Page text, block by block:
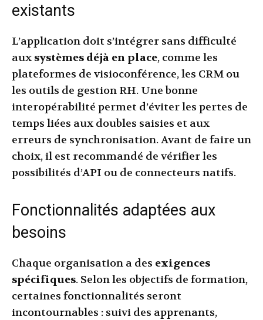
existants
L’application doit s’intégrer sans difficulté
auxsystèmes déjà en place, comme les
plateformes de visioconférence, les CRM ou
les outils de gestion RH. Une bonne
interopérabilité permet d’éviter les pertes de
temps liées aux doubles saisies et aux
erreurs de synchronisation. Avant de faire un
choix, il est recommandé de vérifier les
possibilités d’API ou de connecteurs natifs.
Fonctionnalités adaptées aux
besoins
Chaque organisation a des exigences
spécifiques. Selon les objectifs de formation,
certaines fonctionnalités seront
incontournables : suivi des apprenants,